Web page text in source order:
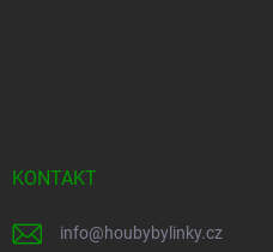
KONTAKT
info@houbybylinky.cz